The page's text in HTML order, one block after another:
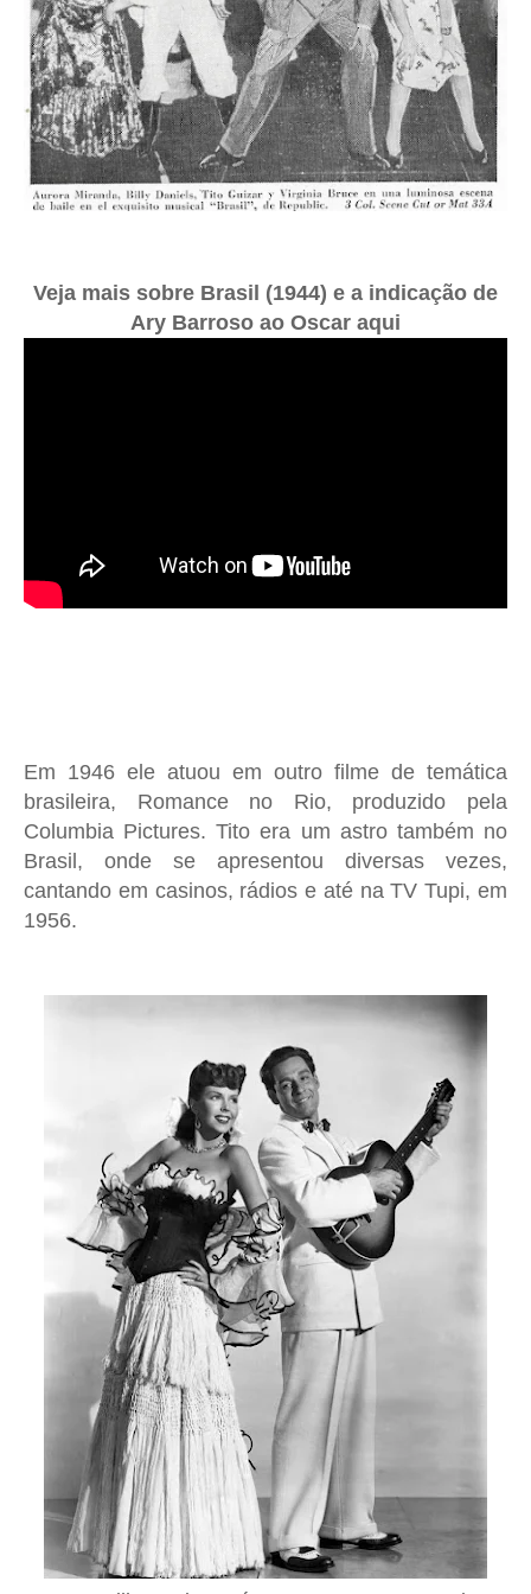
Veja mais sobre Brasil (1944) e a indicação de
Ary Barroso ao Oscar aqui
Em 1946 ele atuou em outro filme de temática
brasileira, Romance no Rio, produzido pela
Columbia Pictures. Tito era um astro também no
Brasil, onde se apresentou diversas vezes,
cantando em casinos, rádios e até na TV Tupi, em
1956.